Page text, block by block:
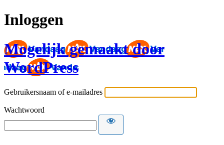
Inloggen
Mogelijk gemaakt door
WordPress
Gebruikersnaam of e-mailadres
Wachtwoord